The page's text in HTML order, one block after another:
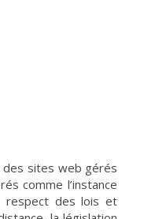
des sites web gérés
comme l’instance
respect des lois et